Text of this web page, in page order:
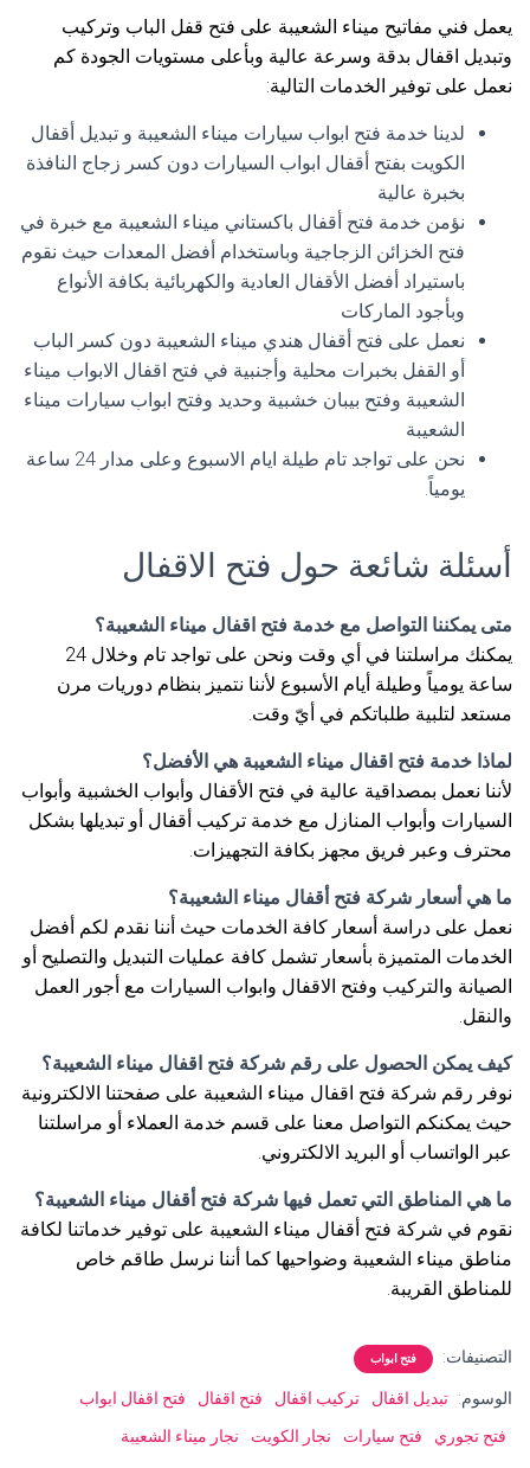
يعمل فني مفاتيح ميناء الشعيبة على فتح قفل الباب وتركيب
وتبديل اقفال بدقة وسرعة عالية وبأعلى مستويات الجودة كم
نعمل على توفير الخدمات التالية:
لدينا خدمة فتح ابواب سيارات ميناء الشعيبة و تبديل أقفال
الكويت بفتح أقفال ابواب السيارات دون كسر زجاج النافذة
بخبرة عالية
نؤمن خدمة فتح أقفال باكستاني ميناء الشعيبة مع خبرة في
فتح الخزائن الزجاجية وباستخدام أفضل المعدات حيث نقوم
باستيراد أفضل الأقفال العادية والكهربائية بكافة الأنواع
وبأجود الماركات
نعمل على فتح أقفال هندي ميناء الشعيبة دون كسر الباب
أو القفل بخبرات محلية وأجنبية في فتح اقفال الابواب ميناء
الشعيبة وفتح بيبان خشبية وحديد وفتح ابواب سيارات ميناء
الشعيبة
نحن على تواجد تام طيلة ايام الاسبوع وعلى مدار 24 ساعة
يومياً.
أسئلة شائعة حول فتح الاقفال
متى يمكننا التواصل مع خدمة فتح اقفال ميناء الشعيبة؟
يمكنك مراسلتنا في أي وقت ونحن على تواجد تام وخلال 24
ساعة يومياً وطيلة أيام الأسبوع لأننا نتميز بنظام دوريات مرن
مستعد لتلبية طلباتكم في أيّ وقت.
لماذا خدمة فتح اقفال ميناء الشعيبة هي الأفضل؟
لأننا نعمل بمصداقية عالية في فتح الأقفال وأبواب الخشبية وأبواب
السيارات وأبواب المنازل مع خدمة تركيب أقفال أو تبديلها بشكل
محترف وعبر فريق مجهز بكافة التجهيزات.
ما هي أسعار شركة فتح أقفال ميناء الشعيبة؟
نعمل على دراسة أسعار كافة الخدمات حيث أننا نقدم لكم أفضل
الخدمات المتميزة بأسعار تشمل كافة عمليات التبديل والتصليح أو
الصيانة والتركيب وفتح الاقفال وابواب السيارات مع أجور العمل
والنقل.
كيف يمكن الحصول على رقم شركة فتح اقفال ميناء الشعيبة؟
نوفر رقم شركة فتح اقفال ميناء الشعيبة على صفحتنا الالكترونية
حيث يمكنكم التواصل معنا على قسم خدمة العملاء أو مراسلتنا
عبر الواتساب أو البريد الالكتروني.
ما هي المناطق التي تعمل فيها شركة فتح أقفال ميناء الشعيبة؟
نقوم في شركة فتح أقفال ميناء الشعيبة على توفير خدماتنا لكافة
مناطق ميناء الشعيبة وضواحيها كما أننا نرسل طاقم خاص
للمناطق القريبة.
التصنيفات: فتح ابواب
الوسوم: تبديل اقفال تركيب اقفال فتح اقفال
فتح اقفال ابواب
فتح تجوري
فتح سيارات نجار الكويت نجار ميناء الشعيبة